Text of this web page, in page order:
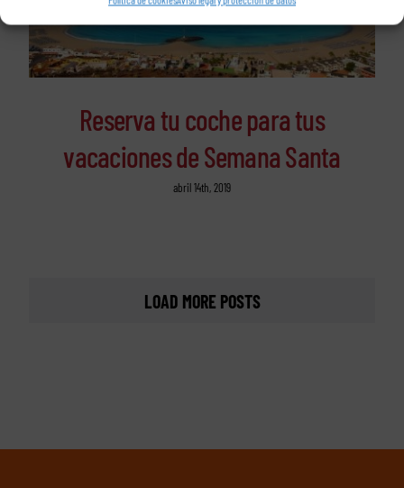
Reserva tu coche para tus
vacaciones de Semana Santa
abril 14th, 2019
LOAD MORE POSTS